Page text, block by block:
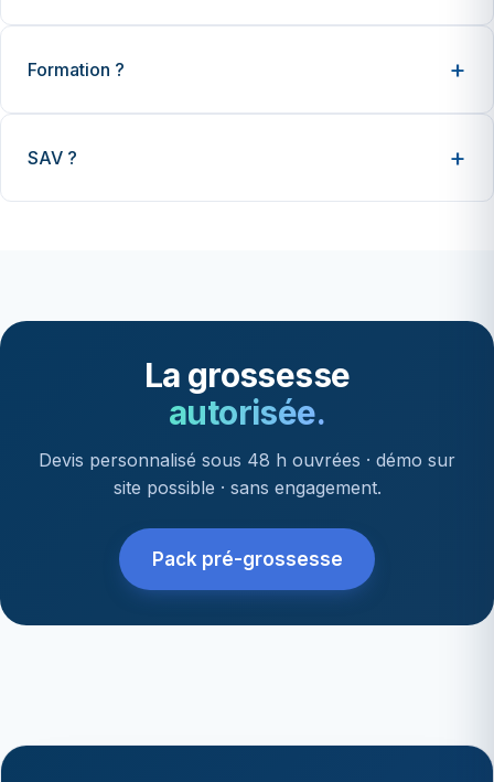
Formation ?
SAV ?
La grossesse
autorisée.
Devis personnalisé sous 48 h ouvrées · démo sur
site possible · sans engagement.
Pack pré-grossesse